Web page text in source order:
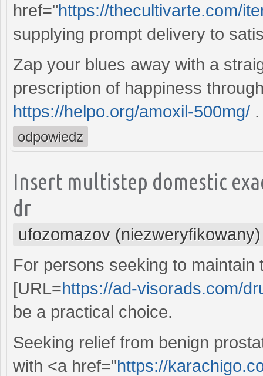
href="https://thecultivarte.com/
supplying prompt delivery to
Zap your blues away with a
prescription of happiness
https://helpo.org/amoxil-500mg/ .
odpowiedz
Insert multistep domestic
dr
ufozomazov (niezweryfikowany)
For persons seeking to
[URL=https://ad-visorads.com/
be a practical choice.
Seeking relief from benign
with <a href="https://